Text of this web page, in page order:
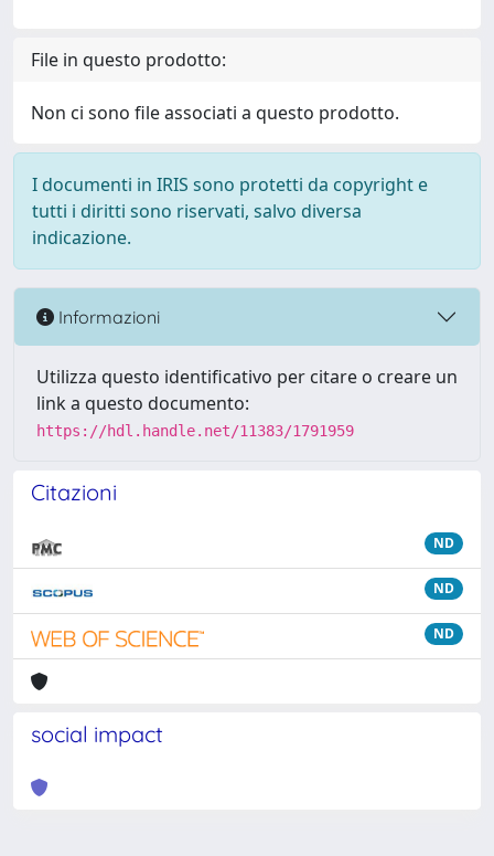
File in questo prodotto:
Non ci sono file associati a questo prodotto.
I documenti in IRIS sono protetti da copyright e
tutti i diritti sono riservati, salvo diversa
indicazione.
Informazioni
Utilizza questo identificativo per citare o creare un
link a questo documento:
https://hdl.handle.net/11383/1791959
Citazioni
ND
ND
ND
social impact